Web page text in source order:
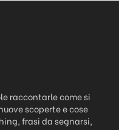
raccontarle come si
scoperte e cose
frasi da segnarsi,